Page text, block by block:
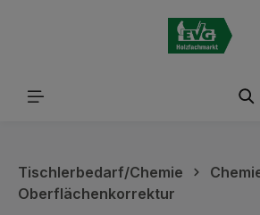
Tischlerbedarf/Chemie
Oberflächenkorrektur